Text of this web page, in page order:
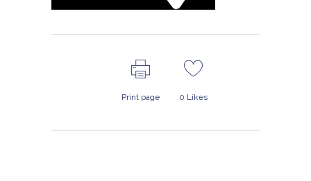
Print page 0 Likes